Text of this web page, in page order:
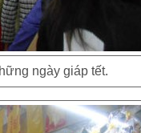
ngày giáp tết.